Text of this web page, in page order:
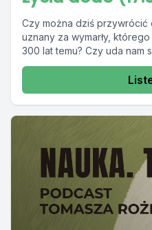
Czy można dziś
uznany za wymarły,
300 lat temu? Czy uda nam